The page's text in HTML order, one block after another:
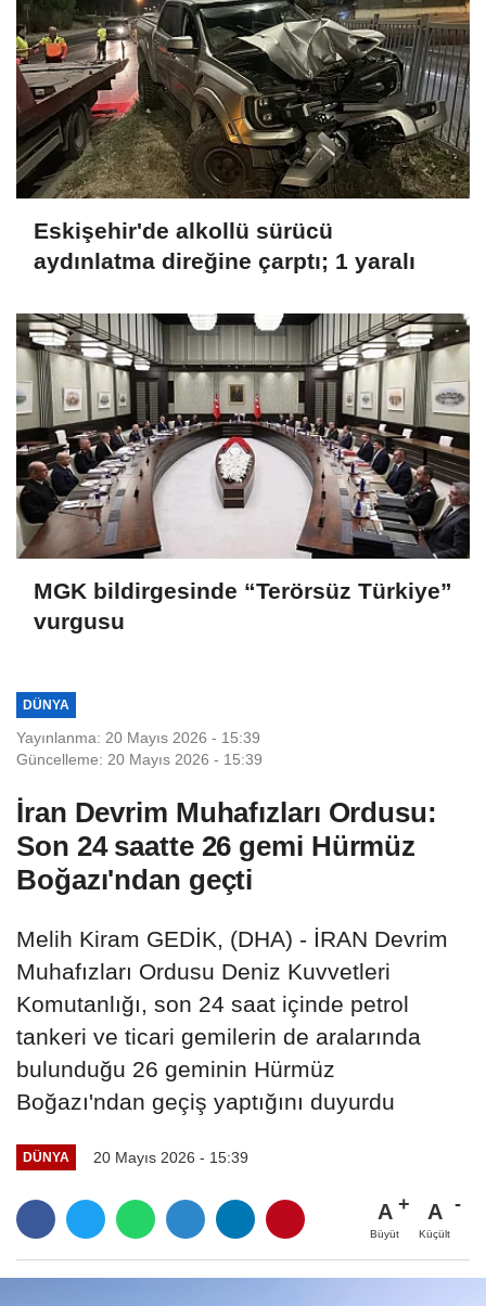
Eskişehir'de alkollü sürücü
aydınlatma direğine çarptı; 1 yaralı
MGK bildirgesinde “Terörsüz Türkiye”
vurgusu
DÜNYA
Yayınlanma: 20 Mayıs 2026 - 15:39
Güncelleme: 20 Mayıs 2026 - 15:39
İran Devrim Muhafızları Ordusu:
Son 24 saatte 26 gemi Hürmüz
Boğazı'ndan geçti
Melih Kiram GEDİK, (DHA) - İRAN Devrim
Muhafızları Ordusu Deniz Kuvvetleri
Komutanlığı, son 24 saat içinde petrol
tankeri ve ticari gemilerin de aralarında
bulunduğu 26 geminin Hürmüz
Boğazı'ndan geçiş yaptığını duyurdu
DÜNYA 20 Mayıs 2026 - 15:39
A
Büyüt
A
Küçült